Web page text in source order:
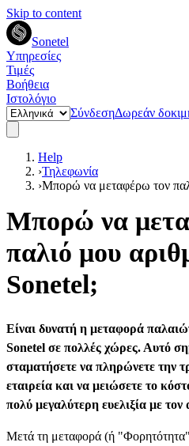
Skip to content
Sonetel
Υπηρεσίες
Τιμές
Βοήθεια
Ιστολόγιο
ΣύνδεσηΔωρεάν
Help
›Τηλεφωνία
›Μπορώ να μεταφέρω τον
Μπορώ να
παλιό μου
Sonetel;
Είναι δυνατή η μεταφορά
Sonetel σε πολλές χώρες. Αυτό
σταματήσετε να πληρώνετε την
εταιρεία και να μειώσετε το
πολύ μεγαλύτερη ευελιξία με τον
Μετά τη μεταφορά (ή